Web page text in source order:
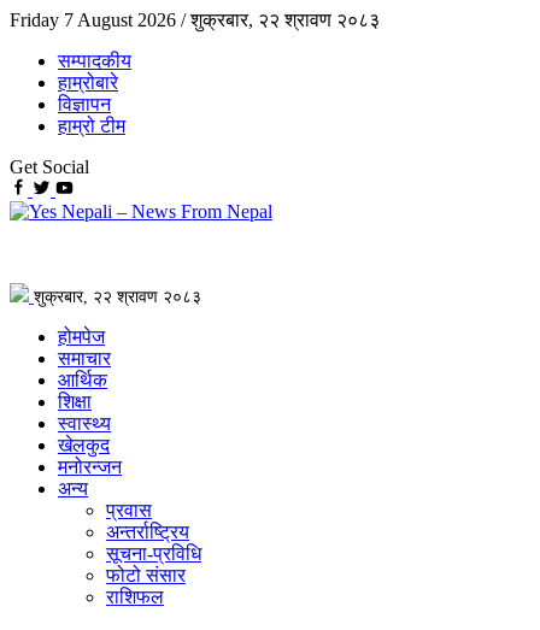
Friday 7 August 2026 /शुक्रबार, २२ श्रावण २०८३
सम्पादकीय
हाम्रोबारे
विज्ञापन
हाम्रो टीम
Get Social
शुक्रबार, २२ श्रावण २०८३
होमपेज
समाचार
आर्थिक
शिक्षा
स्वास्थ्य
खेलकुद
मनोरन्जन
अन्य
प्रवास
अन्तर्राष्ट्रिय
सूचना-प्रविधि
फोटो संसार
राशिफल